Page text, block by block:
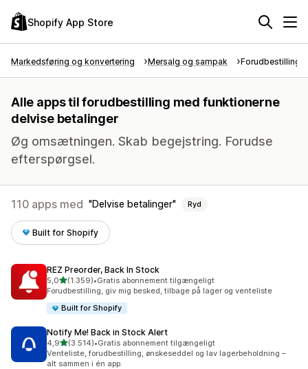
Shopify App Store
Markedsføring og konvertering Mersalg og sampak Forudbestillinger
Alle apps til forudbestilling med funktionerne
delvise betalinger
Øg omsætningen. Skab begejstring. Forudse
efterspørgsel.
110 apps med Delvise betalinger Ryd
Built for Shopify
REZ Preorder, Back In Stock
5,0ud af 5 stjerner
(1.359)
1359 anmeldelser i alt
•Gratis abonnement tilgængeligt
Forudbestilling, giv mig besked, tilbage på lager og venteliste
Built for Shopify
Notify Me! Back in Stock Alert
4,9ud af 5 stjerner
(3.514)
3514 anmeldelser i alt
•Gratis abonnement tilgængeligt
Venteliste, forudbestilling, ønskeseddel og lav lagerbeholdning –
alt sammen i én app.